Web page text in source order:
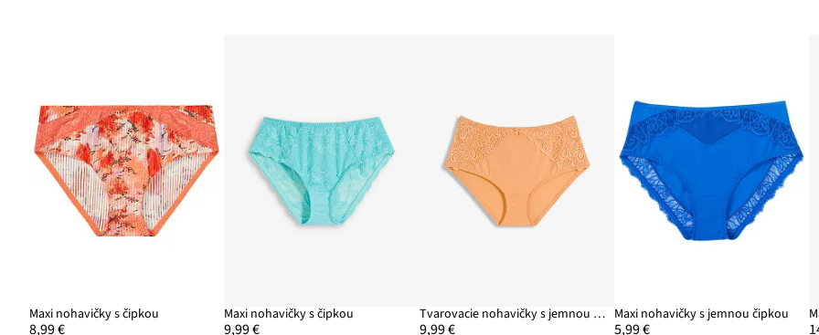
Maxi nohavičky s čipkou
8,99 €
Maxi nohavičky s čipkou
9,99 €
Tvarovacie nohavičky s jemnou čipkou
9,99 €
Maxi nohavičky s jemnou čipkou
5,99 €